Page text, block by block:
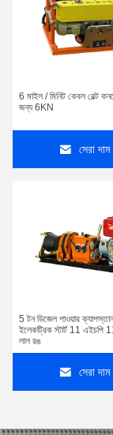
6 মাইল / মিনিট কেবল বেল্ট
জন্য 6KN
সেরা দাম
5 টন ডিজেল পাওয়ার
ইলেকট্রিক স্টার্ট 11
লাল রঙ
সেরা দাম